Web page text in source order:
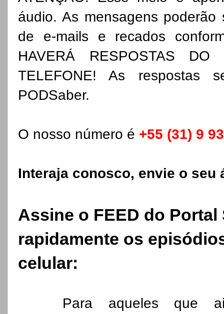
áudio. As mensagens
de e-mails e recados
HAVERÁ RESPOSTAS
TELEFONE! As respostas
PODSaber.
O nosso número é +55 (31) 9
Interaja conosco, envie o seu
Assine o FEED do Portal
rapidamente os
celular:
Para aqueles que